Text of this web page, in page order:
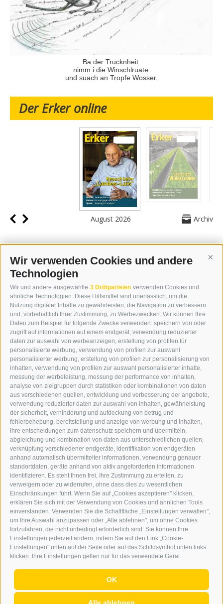
Wir verwenden Cookies und andere
Technologien
Wir und andere ausgewählte 3 Drittparteien verwenden Cookies und
ähnliche Technologien. Diese Hilfsmittel sind unerlässlich, um die
Nutzung digitaler Inhalte zu gewährleisten, die Navigation zu verbessern
und, vorbehaltlich Ihrer Zustimmung, zu Werbezwecken. Wir können Ihre
Daten zum Beispiel für folgende Zwecke verwenden: speichern von oder
zugriff auf informationen auf einem endgerät, verwendung reduzierter
daten zur auswahl von werbeanzeigen, erstellung von profilen für
personalisierte werbung, verwendung von profilen zur auswahl
personalisierter werbung, erstellung von profilen zur personalisierung von
inhalten, verwendung von profilen zur auswahl personalisierter inhalte,
messung der werbeleistung, messung der performance von inhalten,
analyse von zielgruppen durch statistiken oder kombinationen von daten
aus verschiedenen quellen, entwicklung und verbesserung der angebote,
verwendung reduzierter daten zur auswahl von inhalten, gewährleistung
der sicherheit, verhinderung und aufdeckung von betrug und
fehlerbehebung, bereitstellung und anzeige von werbung und inhalten,
ihre entscheidungen zum datenschutz speichern und übermitteln,
abgleichung und kombination von daten aus unterschiedlichen quellen,
verknüpfung verschiedener endgeräte, identifikation von endgeräten
anhand automatisch übermittelter informationen, verwendung genauer
standortdaten, geräte anhand von aktiv angeforderten informationen
identifizieren. Es steht Ihnen frei, Ihre Zustimmung zu erteilen, zu
verweigern oder zu widerrufen, ohne dass dies zu wesentlichen
Einschränkungen führt. Wenn Sie auf „Cookies akzeptieren" klicken,
erklären Sie sich mit der Verwendung von Cookies und ähnlichen Tools
einverstanden. Verwenden Sie die Schaltfläche „Einstellungen verwalten",
um Ihre Auswahl anzupassen oder „Alle ablehnen", um ohne Cookies
fortzufahren, die nicht unbedingt erforderlich sind. Sie können Ihre
Einstellungen jederzeit ändern, indem Sie auf den Link „Cookie-
Einstellungen" unten auf der Seite oder auf das Schildsymbol unten links
klicken. Ihre Einstellungen gelten nur für das verwendete Gerät.
OK
Ba der Trucknheit
nimm i die Winschlruate
und suach an Tropfe Wosser.
Der Erker online
August 2026 Archiv
KONTAKT
WIPP-MEDIA GMBH
DER ERKER
NEUSTADT 20A
I-39049 STERZING
TEL.: +39 0472 766876
GRAFIK@DERERKER.IT
INFO@DERERKER.IT
BARBARA.FONTANA@DERERKER.IT
DER ERKER
WERBEN IM ERKER
ONLINE-WERBUNG
SEPA-DAUERAUFTRAG
REGELN LESERKOMMENTARE
ONLINE VOTING
SERVICE
VERANSTALTUNGSKALENDER
KLEINANZEIGER
NÜTZLICHE LINKS
WETTER
WEBCAM
VIDEOS
TRAUER